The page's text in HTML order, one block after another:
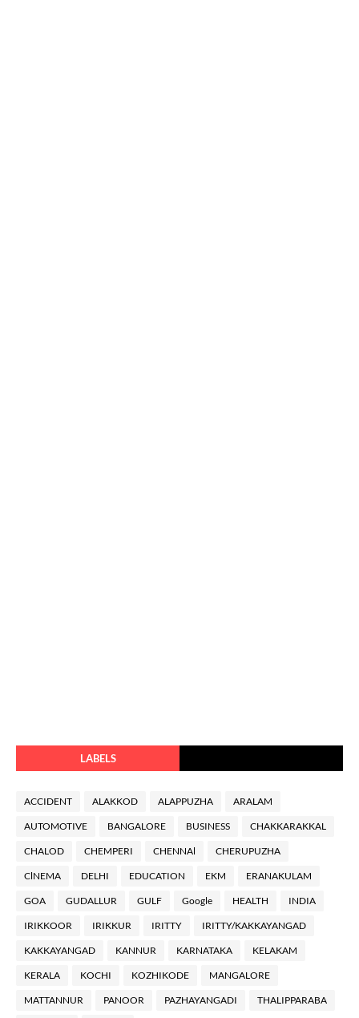
LABELS
ACCIDENT ALAKKOD ALAPPUZHA ARALAM
AUTOMOTIVE BANGALORE BUSINESS CHAKKARAKKAL
CHALOD CHEMPERI CHENNAl CHERUPUZHA
ClNEMA DELHI EDUCATION EKM ERANAKULAM
GOA GUDALLUR GULF Google HEALTH INDIA
IRIKKOOR IRIKKUR IRITTY IRITTY/KAKKAYANGAD
KAKKAYANGAD KANNUR KARNATAKA KELAKAM
KERALA KOCHI KOZHIKODE MANGALORE
MATTANNUR PANOOR PAZHAYANGADI THALIPPARABA